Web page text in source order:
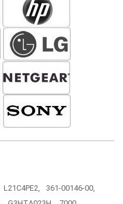
L21C4PE2,
361-00146-00,